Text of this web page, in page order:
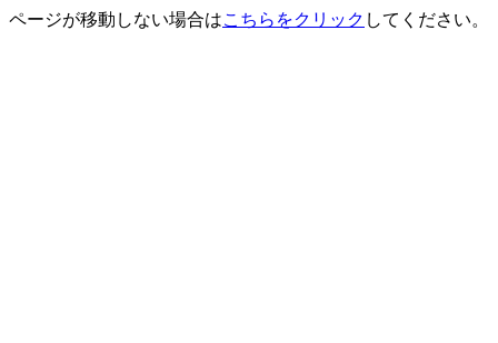
ページが移動しない場合はこちらをクリック してください。